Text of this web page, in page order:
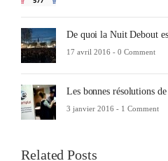
De quoi la Nuit Debout
17 avril 2016 - 0 Comment
Les bonnes résolutions
3 janvier 2016 - 1 Comment
Related Posts